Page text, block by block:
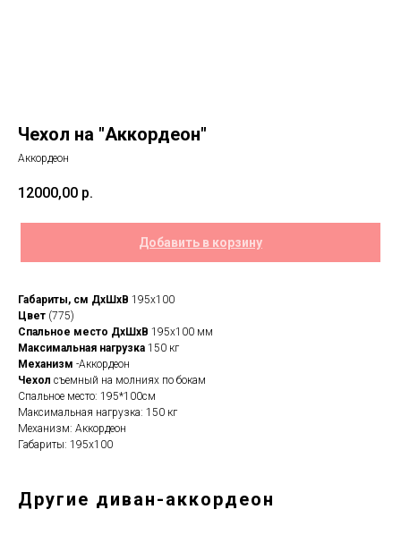
Чехол на "Аккордеон"
Аккордеон
12000,00 р.
Добавить в корзину
Габариты, см ДxШхВ 195х100
Цвет (775)
Спальное место ДxШхВ 195х100 мм
Максимальная нагрузка 150 кг
Механизм -Аккордеон
Чехол съемный на молниях по бокам
Спальное место: 195*100см
Максимальная нагрузка: 150 кг
Механизм: Аккордеон
Габариты: 195х100
Другие диван-аккордеон